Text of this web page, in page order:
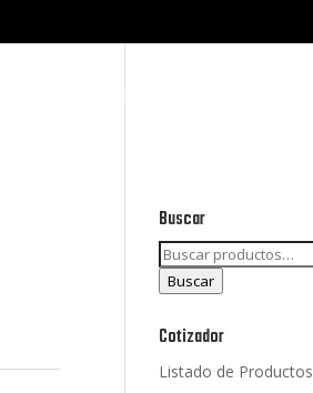
CONTACTO
Buscar
Buscar
por:
Buscar
Cotizador
Listado de Productos